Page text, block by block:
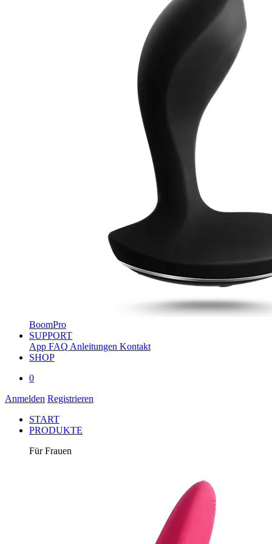
BoomPro
SUPPORT
App FAQ Anleitungen Kontakt
SHOP
0
Anmelden Registrieren
START
PRODUKTE
Für Frauen